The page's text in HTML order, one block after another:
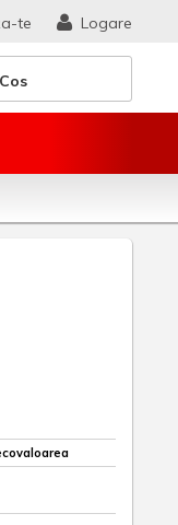
Cos
Logare
te